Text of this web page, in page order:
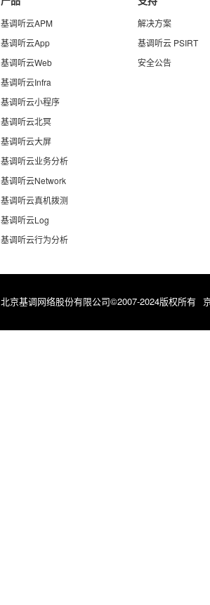
基调听云APM
基调听云App
基调听云Web
基调听云Infra
基调听云小程序
基调听云北冥
基调听云大屏
基调听云业务分析
基调听云Network
基调听云真机拨测
基调听云Log
基调听云行为分析
解决方案
基调听云 PSIRT
安全公告
北京基调网络股份有限公司©2007-2024版权所有